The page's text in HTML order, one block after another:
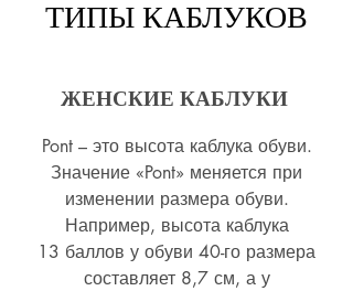
ТИПЫ КАБЛУКОВ
ЖЕНСКИЕ КАБЛУКИ
Pont – это высота каблука обуви.
Значение «Pont» меняется при
изменении размера обуви.
Например, высота каблука
13 баллов у обуви 40-го размера
составляет 8,7 см, а у